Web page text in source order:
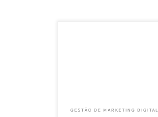
GESTÃO DE MARKETING DIGITAL